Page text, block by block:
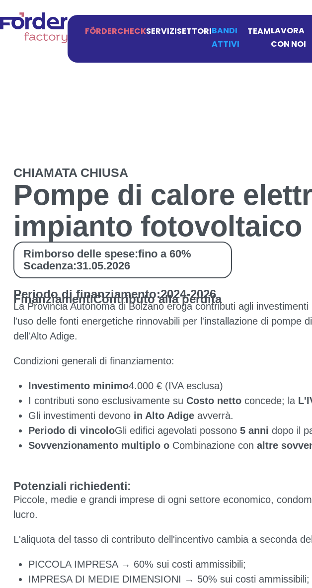
FÖRDERCHECKSERVIZISETTORIBANDI
ATTIVI
TEAMLAVORA
CON NOI
CHIAMATA CHIUSA
Pompe di calore
impianto fotovoltaico
Rimborso delle spese:fino a 60%
Scadenza:31.05.2026
Periodo di finanziamento:2024-2026
FinanziamentiContributo alla perdita
La Provincia Autonoma di Bolzano eroga contributi agli
l'uso delle fonti energetiche rinnovabili per l'installazione di pompe
dell'Alto Adige.
Condizioni generali di finanziamento:
Investimento minimo4.000 € (IVA esclusa)
I contributi sono esclusivamente su Costo nettoconcede; la
Gli investimenti devono in Alto Adigeavverrà.
Periodo di vincoloGli edifici agevolati possono 5 anni dopo il
Sovvenzionamento multiplo oCombinazione con altre
Potenziali richiedenti:
Piccole, medie e grandi imprese di ogni settore economico,
lucro.
L'aliquota del tasso di contributo dell'incentivo cambia a seconda
PICCOLA IMPRESA → 60% sui costi ammissibili;
IMPRESA DI MEDIE DIMENSIONI → 50% sui costi ammissibili;